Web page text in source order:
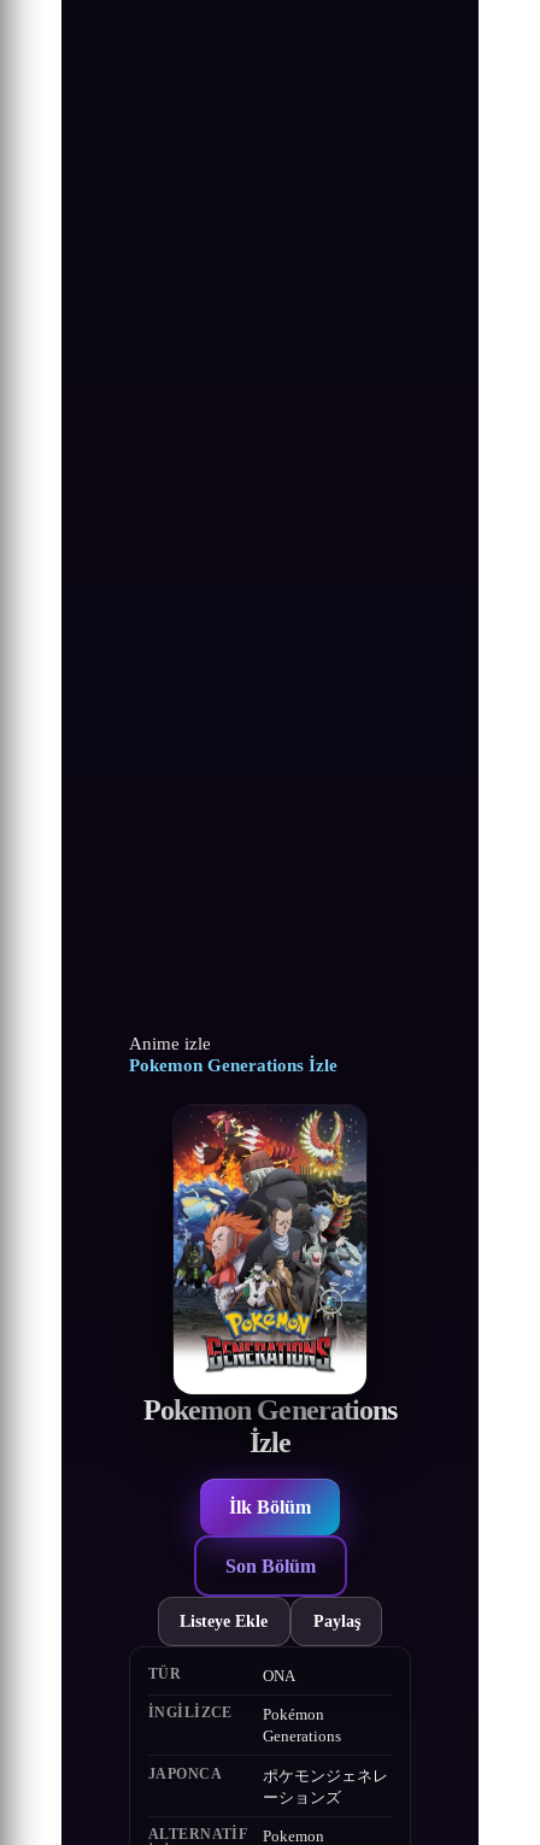
Anime izle
Pokemon Generations İzle
Pokemon Generations
İzle
İlk Bölüm
Son Bölüm
Listeye Ekle Paylaş
TÜR ONA
İNGILIZCE
Pokémon
Generations
JAPONCA
ポケモンジェネレ
ーションズ
ALTERNATIF
Pokemon